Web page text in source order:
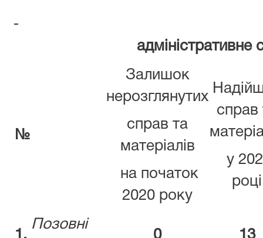
адміністративне
№
Залишок
нерозглянутих
справ та
матеріалів
на початок
2020 року
справ
у
році
1.
Позовні
0 13